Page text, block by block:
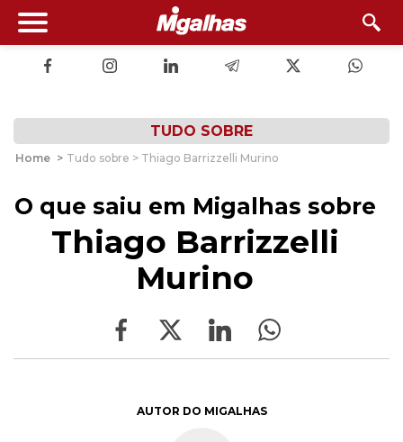
TUDO SOBRE
Home > Tudo sobre > Thiago Barrizzelli Murino
O que saiu em Migalhas sobre
Thiago Barrizzelli
Murino
AUTOR DO MIGALHAS